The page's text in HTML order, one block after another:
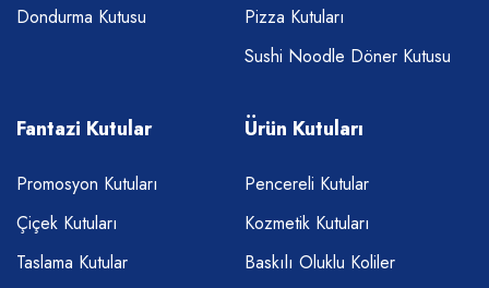
Dondurma Kutusu
Pizza Kutuları
Sushi Noodle Döner Kutusu
Fantazi Kutular
Promosyon Kutuları
Çiçek Kutuları
Taslama Kutular
Ürün Kutuları
Pencereli Kutular
Kozmetik Kutuları
Baskılı Oluklu Koliler